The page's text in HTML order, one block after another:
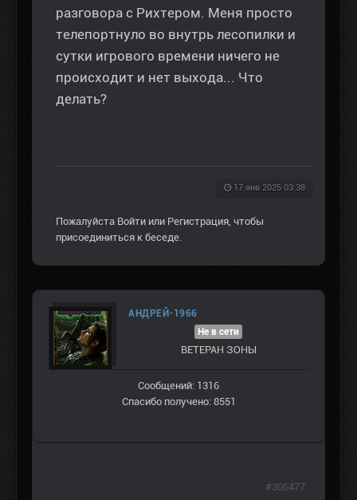
разговора с Рихтером. Меня просто
телепортнуло во внутрь лесопилки и
сутки игрового времени ничего не
происходит и нет выхода... Что
делать?
17 янв 2025 03:38
Пожалуйста Войти или Регистрация , чтобы
присоединиться к беседе.
АНДРЕЙ-1966
Не в сети
ВЕТЕРАН ЗOНЫ
Сообщений: 1316
Спасибо получено: 8551
#306477